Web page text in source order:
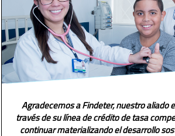
Agradecemos a Findeter, nuestro aliado
través de su línea de crédito de tasa
continuar materializando el desarrollo